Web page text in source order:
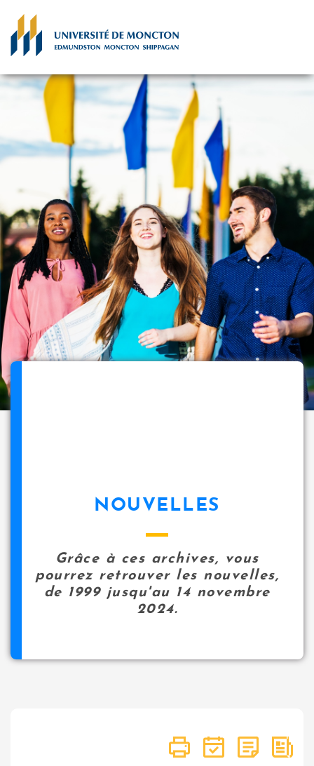
NOUVELLES
Grâce à ces archives, vous
pourrez retrouver les nouvelles,
de 1999 jusqu'au 14 novembre
2024.